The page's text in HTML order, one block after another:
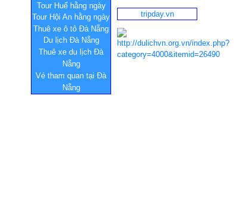
Tour Huế hằng ngày
Tour Hội An hằng ngày
Thuê xe ô tô Đà Nẵng
Du lịch Đà Nẵng
Thuê xe du lịch Đà
Nẵng
Vé tham quan tại Đà
Nẵng
tripday.vn